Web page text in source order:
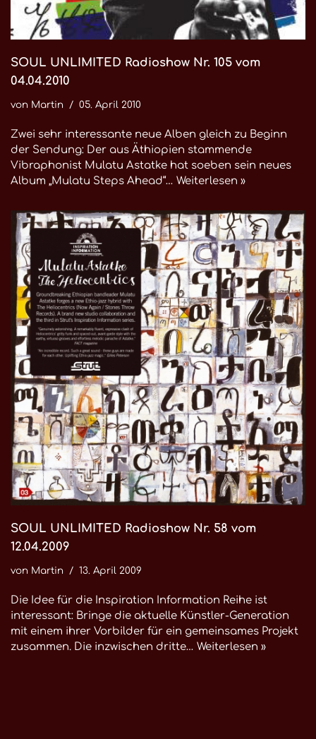
SOUL UNLIMITED Radioshow Nr. 105 vom
04.04.2010
von Martin 05. April 2010
Zwei sehr interessante neue Alben gleich zu Beginn
der Sendung: Der aus Äthiopien stammende
Vibraphonist Mulatu Astatke hat soeben sein neues
Album „Mulatu Steps Ahead“… Weiterlesen »
SOUL UNLIMITED Radioshow Nr. 58 vom
12.04.2009
von Martin 13. April 2009
Die Idee für die Inspiration Information Reihe ist
interessant: Bringe die aktuelle Künstler-Generation
mit einem ihrer Vorbilder für ein gemeinsames Projekt
zusammen. Die inzwischen dritte… Weiterlesen »